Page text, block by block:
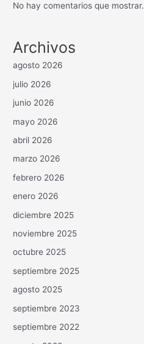
No hay comentarios que mostrar.
Archivos
agosto 2026
julio 2026
junio 2026
mayo 2026
abril 2026
marzo 2026
febrero 2026
enero 2026
diciembre 2025
noviembre 2025
octubre 2025
septiembre 2025
agosto 2025
septiembre 2023
septiembre 2022